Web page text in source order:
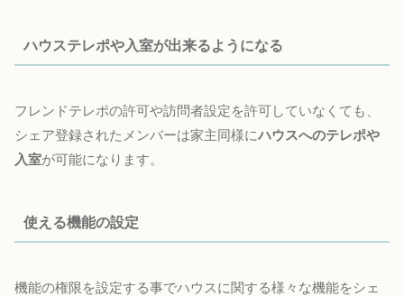
ハウステレポや入室が出来るようになる
フレンドテレポの許可や訪問者設定を許可していなくても、
シェア登録されたメンバーは家主同様にハウスへのテレポや
入室が可能になります。
使える機能の設定
機能の権限を設定する事でハウスに関する様々な機能をシェ